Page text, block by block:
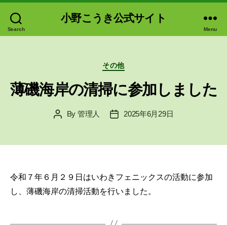
Search
小野こうき公式サイト
Menu
Categories
その他
薄磯海岸の清掃に参加しました
PostBy 管理人
Post2025年6月29日
令和７年６月２９日はいわきフェニックスの活動に参加
し、薄磯海岸の清掃活動を行いました。